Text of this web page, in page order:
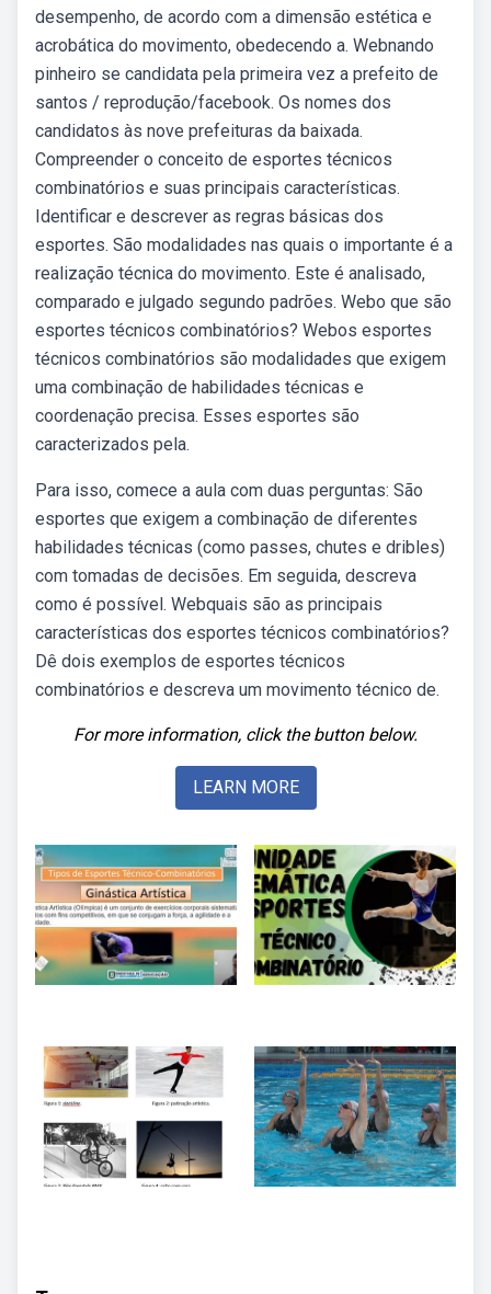
desempenho, de acordo com a dimensão estética e
acrobática do movimento, obedecendo a. Webnando
pinheiro se candidata pela primeira vez a prefeito de
santos / reprodução/facebook. Os nomes dos
candidatos às nove prefeituras da baixada.
Compreender o conceito de esportes técnicos
combinatórios e suas principais características.
Identificar e descrever as regras básicas dos
esportes. São modalidades nas quais o importante é a
realização técnica do movimento. Este é analisado,
comparado e julgado segundo padrões. Webo que são
esportes técnicos combinatórios? Webos esportes
técnicos combinatórios são modalidades que exigem
uma combinação de habilidades técnicas e
coordenação precisa. Esses esportes são
caracterizados pela.
Para isso, comece a aula com duas perguntas: São
esportes que exigem a combinação de diferentes
habilidades técnicas (como passes, chutes e dribles)
com tomadas de decisões. Em seguida, descreva
como é possível. Webquais são as principais
características dos esportes técnicos combinatórios?
Dê dois exemplos de esportes técnicos
combinatórios e descreva um movimento técnico de.
For more information, click the button below.
LEARN MORE